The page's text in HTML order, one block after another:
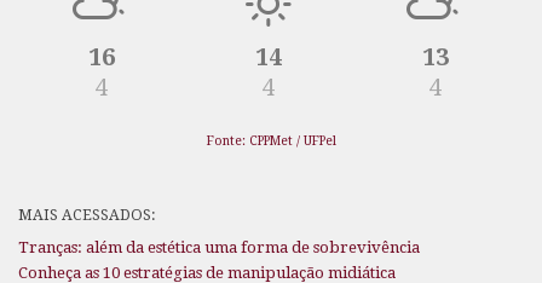
16
4
14
4
13
4
Fonte: CPPMet / UFPel
MAIS ACESSADOS:
Tranças: além da estética uma forma de sobrevivência
Conheça as 10 estratégias de manipulação midiática